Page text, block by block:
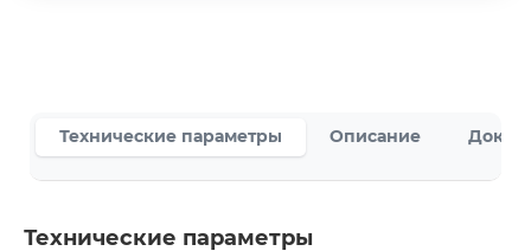
Технические параметры Описание
Технические параметры